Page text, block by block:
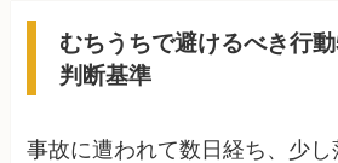
むちうちで避けるべき行
判断基準
事故に遭われて数日経ち、少